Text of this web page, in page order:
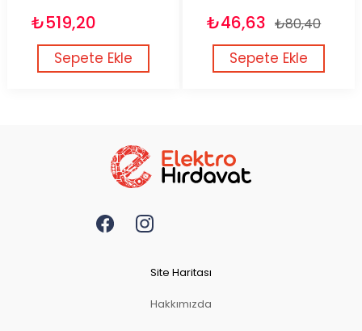
₺519,20
Sepete Ekle
₺46,63 ₺80,40
Sepete Ekle
Site Haritası
Hakkımızda